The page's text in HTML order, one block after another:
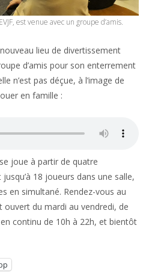
est venue avec un groupe d’amis.
lieu de divertissement
d’amis pour son enterrement
n’est pas déçue, à l’image de
en famille :
joue à partir de quatre
18 joueurs dans une salle,
en simultané. Rendez-vous au
ouvert du mardi au vendredi, de
continu de 10h à 22h, et bientôt